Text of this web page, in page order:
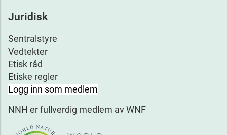
Juridisk
Sentralstyre
Vedtekter
Etisk råd
Etiske regler
Logg inn som medlem
NNH er fullverdig medlem av WNF